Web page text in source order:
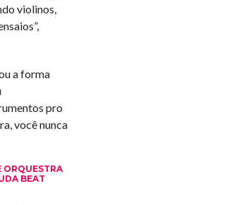
violinos,
a forma
pro
você nunca
ORQUESTRA
BEAT